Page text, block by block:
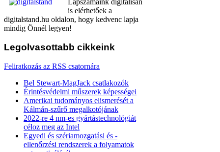
Lapszámaink digitálisan
is elérhetőek a
digitalstand.hu oldalon, hogy kedvenc lapja
mindig Önnél legyen!
Legolvasottabb cikkeink
Feliratkozás az RSS csatornára
Bel Stewart-MagJack csatlakozók
Érintésvédelmi műszerek képességei
Amerikai tudományos elismerését a
Kálmán-szűrő megalkotójának
2022-re 4 nm-es gyártástechnológiát
céloz meg az Intel
Egyedi és szériamozgatási és -
ellenőrzési rendszerek a folyamatok